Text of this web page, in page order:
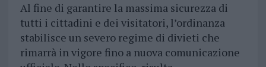
Al fine di garantire la massima sicurezza di
tutti i cittadini e dei visitatori, l’ordinanza
stabilisce un severo regime di divieti che
rimarrà in vigore fino a nuova comunicazione